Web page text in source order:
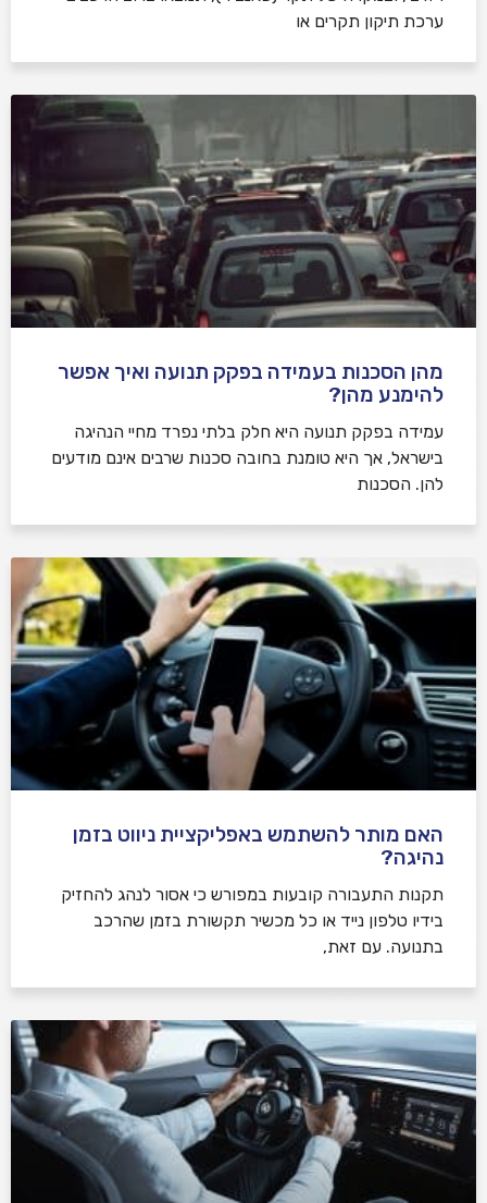
ערכת תיקון תקרים או
מהן הסכנות בעמידה בפקק תנועה ואיך אפשר
להימנע מהן?
עמידה בפקק תנועה היא חלק בלתי נפרד מחיי הנהיגה
בישראל, אך היא טומנת בחובה סכנות שרבים אינם מודעים
להן. הסכנות
האם מותר להשתמש באפליקציית ניווט בזמן
נהיגה?
תקנות התעבורה קובעות במפורש כי אסור לנהג להחזיק
בידיו טלפון נייד או כל מכשיר תקשורת בזמן שהרכב
בתנועה. עם זאת,